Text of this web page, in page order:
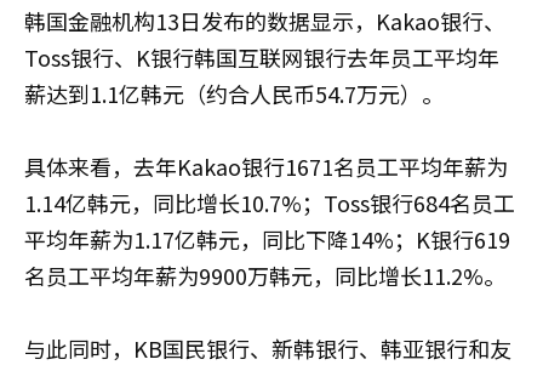
韩国金融机构13日发布的数据显示，Kakao银行、
Toss银行、K银行韩国互联网银行去年员工平均年
薪达到1.1亿韩元（约合人民币54.7万元）。
具体来看，去年Kakao银行1671名员工平均年薪为
1.14亿韩元，同比增长10.7%；Toss银行684名员工
平均年薪为1.17亿韩元，同比下降14%；K银行619
名员工平均年薪为9900万韩元，同比增长11.2%。
与此同时，KB国民银行、新韩银行、韩亚银行和友